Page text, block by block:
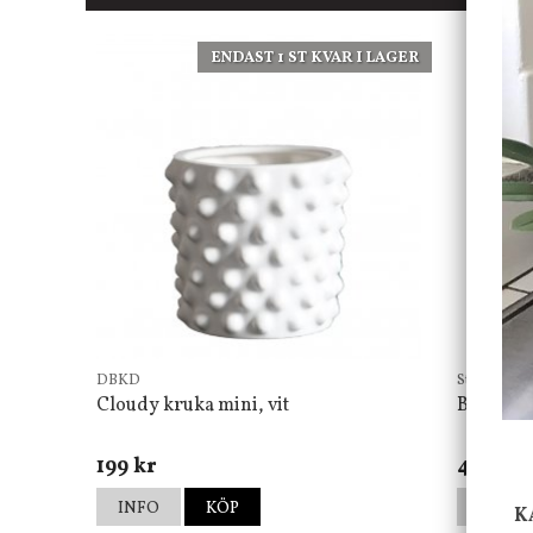
ENDAST 1 ST KVAR I LAGER
DBKD
Cloudy kruka mini, vit
199 kr
INFO KÖP
Star
499 kr
INFO